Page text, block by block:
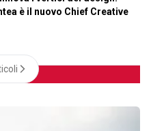
è il nuovo Chief Creative